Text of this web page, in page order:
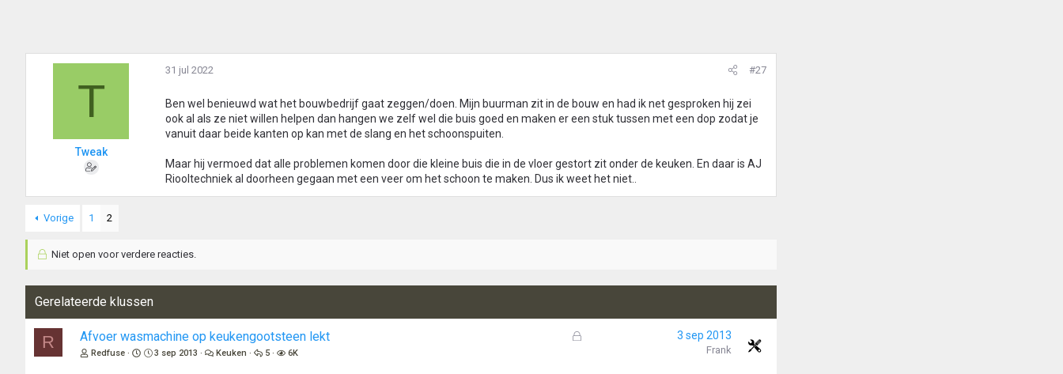
T
Tweak
31 jul 2022 #27
Ben wel benieuwd wat het bouwbedrijf gaat zeggen/doen. Mijn buurman zit in de bouw en had ik net gesproken hij zei
ook al als ze niet willen helpen dan hangen we zelf wel die buis goed en maken er een stuk tussen met een dop zodat je
vanuit daar beide kanten op kan met de slang en het schoonspuiten.
Maar hij vermoed dat alle problemen komen door die kleine buis die in de vloer gestort zit onder de keuken. En daar is AJ
Riooltechniek al doorheen gegaan met een veer om het schoon te maken. Dus ik weet het niet..
Vorige 1 2
Niet open voor verdere reacties.
Gerelateerde klussen
R
G
Afvoer wasmachine op keukengootsteen lekt
Redfuse 3 sep 2013 Keuken 5 6K
3 sep 2013
Frank